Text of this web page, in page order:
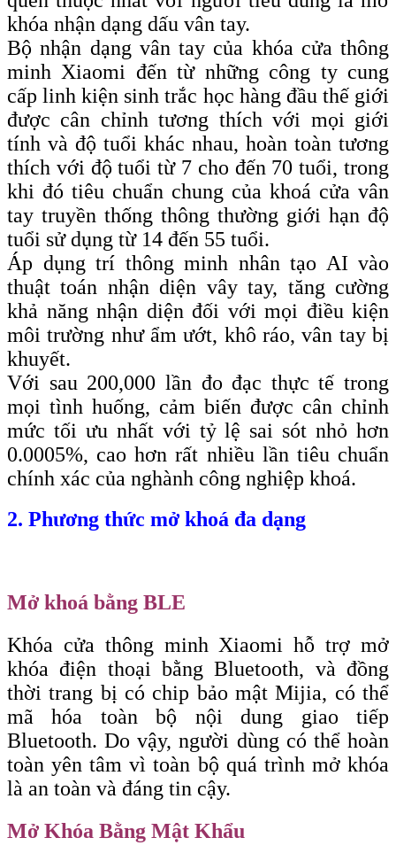
khóa nhận dạng dấu vân tay.
Bộ nhận dạng vân tay của khóa cửa thông
minh Xiaomi đến từ những công ty cung
cấp linh kiện sinh trắc học hàng đầu thế giới
được cân chỉnh tương thích với mọi giới
tính và độ tuổi khác nhau, hoàn toàn tương
thích với độ tuổi từ 7 cho đến 70 tuổi, trong
khi đó tiêu chuẩn chung của khoá cửa vân
tay truyền thống thông thường giới hạn độ
tuổi sử dụng từ 14 đến 55 tuổi.
Áp dụng trí thông minh nhân tạo AI vào
thuật toán nhận diện vây tay, tăng cường
khả năng nhận diện đối với mọi điều kiện
môi trường như ẩm ướt, khô ráo, vân tay bị
khuyết.
Với sau 200,000 lần đo đạc thực tế trong
mọi tình huống, cảm biến được cân chỉnh
mức tối ưu nhất với tỷ lệ sai sót nhỏ hơn
0.0005%, cao hơn rất nhiều lần tiêu chuẩn
chính xác của nghành công nghiệp khoá.
2. Phương thức mở khoá đa dạng
Mở khoá bằng BLE
Khóa cửa thông minh Xiaomi hỗ trợ mở
khóa điện thoại bằng Bluetooth, và đồng
thời trang bị có chip bảo mật Mijia, có thể
mã hóa toàn bộ nội dung giao tiếp
Bluetooth. Do vậy, người dùng có thể hoàn
toàn yên tâm vì toàn bộ quá trình mở khóa
là an toàn và đáng tin cậy.
Mở Khóa Bằng Mật Khẩu